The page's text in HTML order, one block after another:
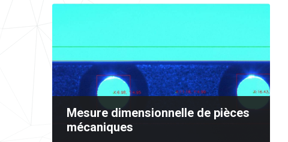
Mesure dimensionnelle de pièces
mécaniques